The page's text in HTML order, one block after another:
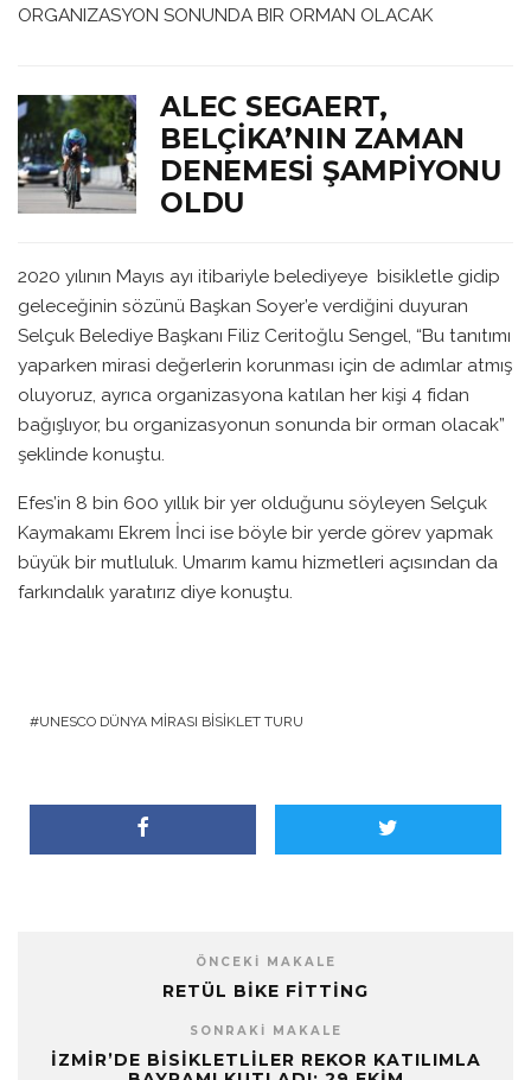
ORGANIZASYON SONUNDA BIR ORMAN OLACAK
ALEC SEGAERT,
BELÇIKA’NIN ZAMAN
DENEMESI ŞAMPIYONU
OLDU
2020 yılının Mayıs ayı itibariyle belediyeye bisikletle gidip
geleceğinin sözünü Başkan Soyer’e verdiğini duyuran
Selçuk Belediye Başkanı Filiz Ceritoğlu Sengel, “Bu tanıtımı
yaparken mirasi değerlerin korunması için de adımlar atmış
oluyoruz, ayrıca organizasyona katılan her kişi 4 fidan
bağışlıyor, bu organizasyonun sonunda bir orman olacak”
şeklinde konuştu.
Efes’in 8 bin 600 yıllık bir yer olduğunu söyleyen Selçuk
Kaymakamı Ekrem İnci ise böyle bir yerde görev yapmak
büyük bir mutluluk. Umarım kamu hizmetleri açısından da
farkındalık yaratırız diye konuştu.
UNESCO DÜNYA MIRASI BISIKLET TURU
ÖNCEKI MAKALE
RETÜL BIKE FITTING
SONRAKI MAKALE
İZMIR’DE BISIKLETLILER REKOR KATILIMLA